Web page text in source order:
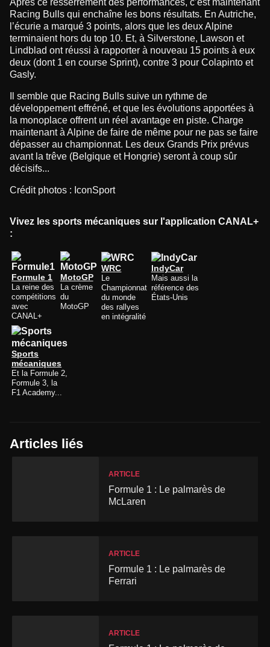
Après ce resserrement des performances, c’est maintenant
Racing Bulls qui enchaîne les bons résultats. En Autriche,
l’écurie a marqué 3 points, alors que les deux Alpine
terminaient hors du top 10. Et, à Silverstone, Lawson et
Lindblad ont réussi à rapporter à nouveau 15 points à eux
deux (dont 1 en course Sprint), contre 3 pour Colapinto et
Gasly.
Il semble que Racing Bulls suive un rythme de
développement effréné, et que les évolutions apportées à
la monoplace offrent un réel avantage en piste. Charge
maintenant à Alpine de faire de même pour ne pas se faire
dépasser au championnat. Les deux Grands Prix prévus
avant la trêve (Belgique et Hongrie) seront à coup sûr
décisifs...
Crédit photos : IconSport
Vivez les sports mécaniques sur l'application CANAL+
:
Formule 1
La reine des
compétitions
avec
CANAL+
MotoGP
La crème
du
MotoGP
WRC
Le
Championnat
du monde
des rallyes
en intégralité
IndyCar
Mais aussi la
référence des
États-Unis
Sports
mécaniques
Et la Formule 2,
Formule 3, la
F1 Academy...
Articles liés
ARTICLE
Formule 1 : Le palmarès de
McLaren
ARTICLE
Formule 1 : Le palmarès de
Ferrari
ARTICLE